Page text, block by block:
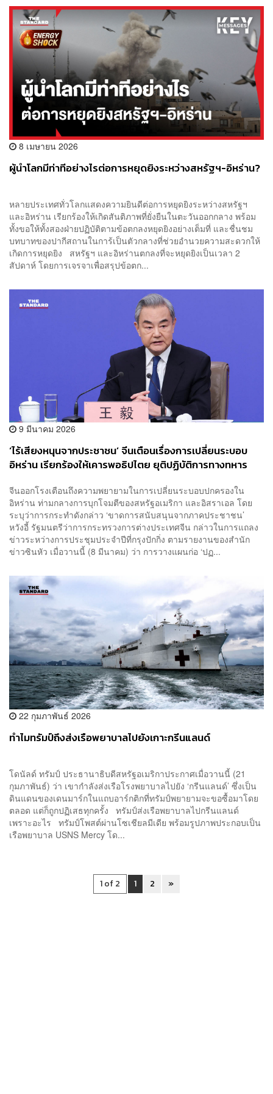
8 เมษายน 2026
ผู้นำโลกมีท่าทีอย่างไรต่อการหยุดยิงระหว่างสหรัฐฯ-อิหร่าน?
หลายประเทศทั่วโลกแสดงความยินดีต่อการหยุดยิงระหว่างสหรัฐฯ
และอิหร่าน เรียกร้องให้เกิดสันติภาพที่ยั่งยืนในตะวันออกกลาง พร้อม
ทั้งขอให้ทั้งสองฝ่ายปฏิบัติตามข้อตกลงหยุดยิงอย่างเต็มที่ และชื่นชม
บทบาทของปากีสถานในการ้เป็นตัวกลางที่ช่วยอำนวยความสะดวกให้
เกิดการหยุดยิง สหรัฐฯ และอิหร่านตกลงที่จะหยุดยิงเป็นเวลา 2
สัปดาห์ โดยการเจรจาเพื่อสรุปข้อตก...
9 มีนาคม 2026
‘ไร้เสียงหนุนจากประชาชน’ จีนเตือนเรื่องการเปลี่ยนระบอบ
อิหร่าน เรียกร้องให้เคารพอธิปไตย ยุติปฏิบัติการทางทหาร
จีนออกโรงเตือนถึงความพยายามในการเปลี่ยนระบอบปกครองใน
อิหร่าน ท่ามกลางการบุกโจมตีของสหรัฐอเมริกา และอิสราเอล โดย
ระบุว่าการกระทำดังกล่าว ‘ขาดการสนับสนุนจากภาคประชาชน’
หวังอี้ รัฐมนตรีว่าการกระทรวงการต่างประเทศจีน กล่าวในการแถลง
ข่าวระหว่างการประชุมประจำปีที่กรุงปักกิ่ง ตามรายงานของสำนัก
ข่าวซินหัว เมื่อวานนี้ (8 มีนาคม) ว่า การวางแผนก่อ ‘ปฏ...
22 กุมภาพันธ์ 2026
ทำไมทรัมป์ถึงส่งเรือพยาบาลไปยังเกาะกรีนแลนด์
โดนัลด์ ทรัมป์ ประธานาธิบดีสหรัฐอเมริกาประกาศเมื่อวานนี้ (21
กุมภาพันธ์) ว่า เขากำลังส่งเรือโรงพยาบาลไปยัง ‘กรีนแลนด์’ ซึ่งเป็น
ดินแดนของเดนมาร์กในแถบอาร์กติกที่ทรัมป์พยายามจะขอซื้อมาโดย
ตลอด แต่ก็ถูกปฏิเสธทุกครั้ง ทรัมป์ส่งเรือพยาบาลไปกรีนแลนด์
เพราะอะไร ทรัมป์โพสต์ผ่านโซเชียลมีเดีย พร้อมรูปภาพประกอบเป็น
เรือพยาบาล USNS Mercy โด...
1 of 2 1 2 »